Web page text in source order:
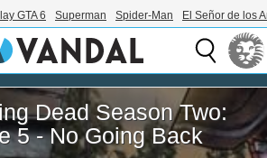
GTA 6 Superman Spider-Man El Señor de los
Dead Season Two:
5 - No Going Back